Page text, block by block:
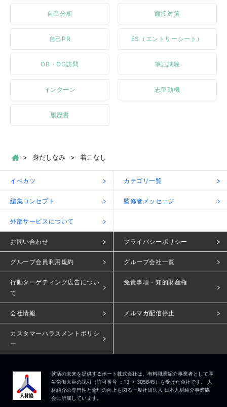
自己分析 面接対策
自己PR ES（エントリーシート）
OB・OG訪問 筆記試験
インターン 志望動機
履歴書
身だしなみ 着こなし
イベカツ カテゴリ一覧
編集コンセプト 監修者メッセージ
外部サービスについて
お問い合わせ プライバシーポリシー
グループ会員利用規約 グループ会社一覧
行動ターゲティング広告につい
て
免責事項・知的財産権
会社情報 メルマガ配信停止
カスタマーハラスメントポリシ
ー